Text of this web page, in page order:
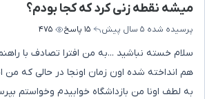
میشه نقطه زنی کرد که کجا بودم؟
پرسیده شده ۵ سال پیش ۱۵ پاسخ ۴۷۵
سلام خسته نباشید ...به من افترا تصادف با
هم انداخته شده اون زمان اونجا در حالی که من
به لطف اونا من بازداشگاه خوابیدم وخواستم